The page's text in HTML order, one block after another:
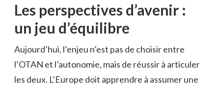
Les perspectives d’avenir :
un jeu d’équilibre
Aujourd’hui, l’enjeu n’est pas de choisir entre
l’OTAN et l’autonomie, mais de réussir à articuler
les deux. L’Europe doit apprendre à assumer une